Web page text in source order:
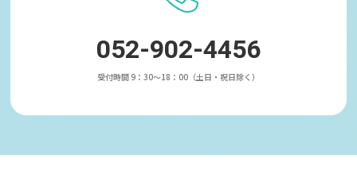
052-902-4456
受付時間 9：30～18：00（土日・祝日除く）